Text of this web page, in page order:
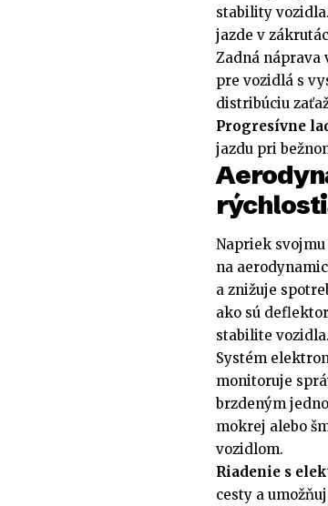
stability
jazde v
Zadná náprava
pre vozidlá s
distribúciu
Progresívne
jazdu pri
Napriek
na
a znižuje
ako sú
stabilite vozidla.
Systém
monitoruje
brzdeným
mokrej alebo
vozidlom.
Riadenie s
cesty a